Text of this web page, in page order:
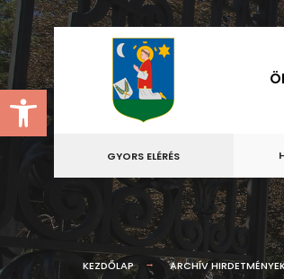
Eszköztár megnyitása
content
GYORS ELÉRÉS
KEZDŐLAP ARCHÍV